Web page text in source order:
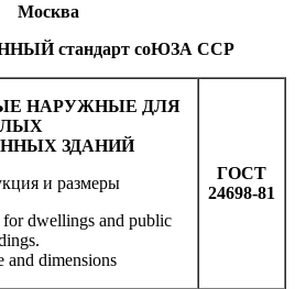
Москва
стандарт соЮЗА ССР
НАРУЖНЫЕ ДЛЯ
ЗДАНИЙ
и размеры
dwellings and public
and dimensions
ГОСТ
24698-81